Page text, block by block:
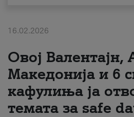
#ПодобарОнлајн
16.02.2026
Овој Валентајн,
Македонија и 6
кафулиња ја
темата за safe